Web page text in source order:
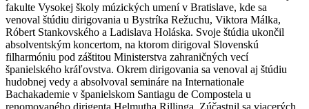
fakulte Vysokej školy múzických umení v Bratislave, kde sa
venoval štúdiu dirigovania u Bystríka Režuchu, Viktora Málka,
Róbert Stankovského a Ladislava Holáska. Svoje štúdia ukončil
absolventským koncertom, na ktorom dirigoval Slovenskú
filharmóniu pod záštitou Ministerstva zahraničných vecí
španielského kráľovstva. Okrem dirigovania sa venoval aj štúdiu
hudobnej vedy a absolvoval semináre na Internationale
Bachakademie v španielskom Santiagu de Compostela u
renomovaného dirigenta Helmutha Rillinga. Zúčastnil sa viacerých